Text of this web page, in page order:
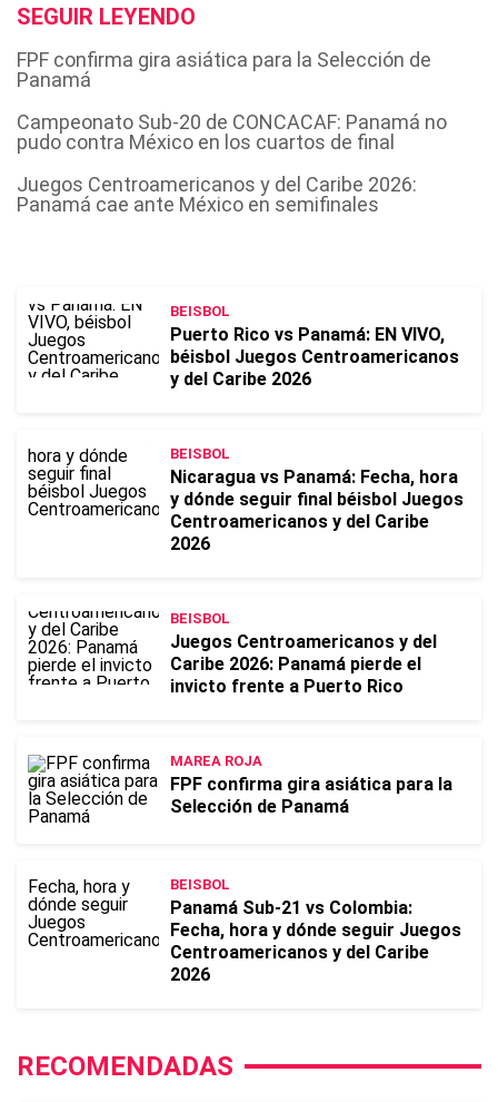
SEGUIR LEYENDO
FPF confirma gira asiática para la Selección de
Panamá
Campeonato Sub-20 de CONCACAF: Panamá no
pudo contra México en los cuartos de final
Juegos Centroamericanos y del Caribe 2026:
Panamá cae ante México en semifinales
BEISBOL
Puerto Rico vs Panamá: EN VIVO,
béisbol Juegos Centroamericanos
y del Caribe 2026
BEISBOL
Nicaragua vs Panamá: Fecha, hora
y dónde seguir final béisbol Juegos
Centroamericanos y del Caribe
2026
BEISBOL
Juegos Centroamericanos y del
Caribe 2026: Panamá pierde el
invicto frente a Puerto Rico
MAREA ROJA
FPF confirma gira asiática para la
Selección de Panamá
BEISBOL
Panamá Sub-21 vs Colombia:
Fecha, hora y dónde seguir Juegos
Centroamericanos y del Caribe
2026
RECOMENDADAS